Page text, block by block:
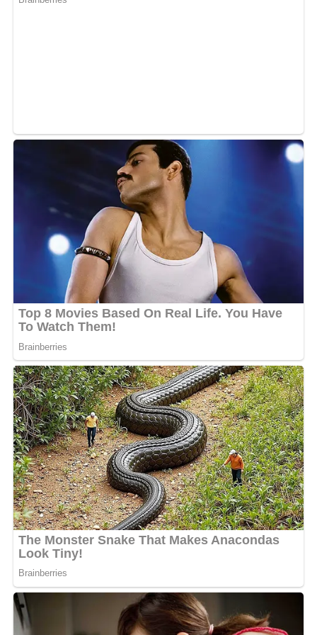
Dans son live, le chanteur a tenu à rappeler que derrière
son image parfois décalée sur TikTok, il existe une vraie
dimension professionnelle.
« Beaucoup me voient
comme le fou de TikTok, mais vous ne savez pas. Mon
cachet, c’est 20 millions de FCFA. Mille francs, on compte
jusqu’à 20 millions. C’est comme ça qu’on me paie pour
que je chante sur une scène. Dès qu’on m’approche, je
donne mon cachet et mes conditions, comme d’habitude
», a-t-il déclaré.
Une participation au FEMUA
négociée à la baisse
L’Oiseau Rare affirme avoir appris presque en même
temps que le public sa présence parmi les têtes d’affiche
du FEMUA 18. Quelques jours plus tard, il aurait reçu un
appel d’A’Salfo, commissaire général du festival et
leader du groupe Magic System. Ce dernier lui aurait
expliqué que son nom avait été proposé à la suite
d’échanges avec les autorités gabonaises.
L’artiste raconte ensuite avoir reçu un second appel
alors qu’il se trouvait déjà à Paris pour assister au
concert de Didi B au Zénith. Cette fois, la discussion
aurait porté sur les conditions financières de sa
participation. Selon L’Oiseau Rare, les organisateurs
estimaient son cachet trop élevé et lui auraient